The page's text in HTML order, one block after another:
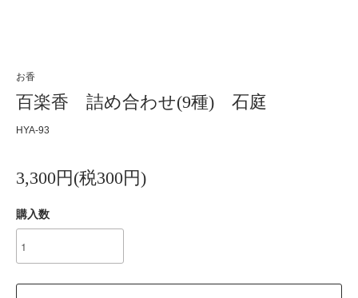
お香
百楽香 詰め合わせ(9種) 石庭
HYA-93
3,300円(税300円)
購入数